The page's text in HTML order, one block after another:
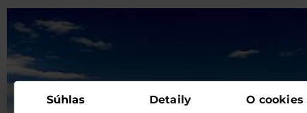
Súhlas Detaily O cookies